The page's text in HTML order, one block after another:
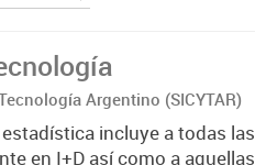
Argentino (SICYTAR)
incluye a todas las
en I+D así como a aquellas